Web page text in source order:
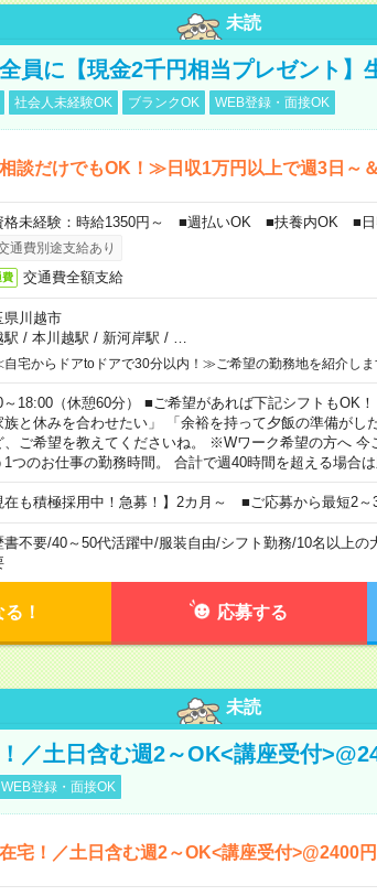
未読
員に【現金2千円相当プレゼント】
社会人未経験OK ブランクOK WEB登録・面接OK
談だけでもOK！≫日収1万円以上で週3日～
格未経験：時給1350円～ ■週払いOK ■扶養内OK ■日
通費別途支給あり
費 交通費全額支給
県川越市
駅 / 本川越駅 / 新河岸駅 /
宅からドアtoドアで30分以内！≫ご希望の勤務地を紹介しま
～18:00（休憩60分） ■ご希望があれば下記シフトもOK
族と休みを合わせたい」 「余裕を持って夕飯の準備がし
、ご希望を教えてくださいね。 ※Wワーク希望の方へ 今
1つのお仕事の勤務時間。 合計で週40時間を超える場合は
在も積極採用中！急募！】2カ月～ ■ご応募から最短2～
書不要/40～50代活躍中/服装自由/シフト勤務/10名以上の
！ 応募する
未読
／土日含む週2～OK<講座受付
WEB登録・面接OK
宅！／土日含む週2～OK<講座受付>@2400円